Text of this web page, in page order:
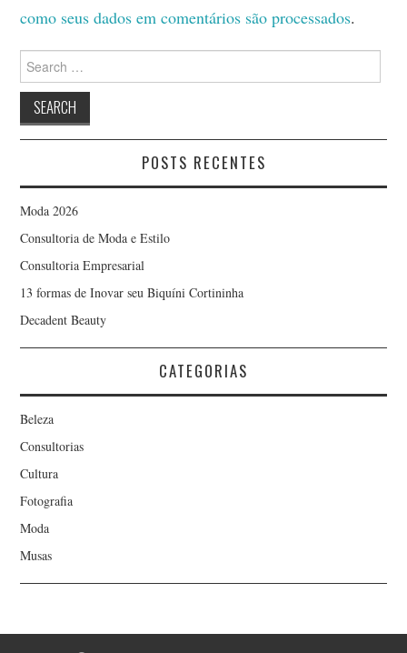
como seus dados em comentários são processados.
for:
POSTS RECENTES
Moda 2026
Consultoria de Moda e Estilo
Consultoria Empresarial
13 formas de Inovar seu Biquíni Cortininha
Decadent Beauty
CATEGORIAS
Beleza
Consultorias
Cultura
Fotografia
Moda
Musas